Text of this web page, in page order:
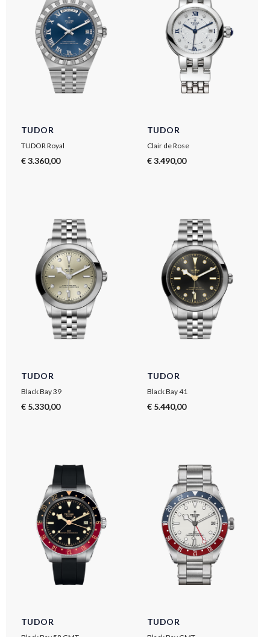
TUDOR
TUDOR Royal
€ 3.360,00
TUDOR
Clair de Rose
€ 3.490,00
TUDOR
Black Bay 39
€ 5.330,00
TUDOR
Black Bay 41
€ 5.440,00
TUDOR TUDOR